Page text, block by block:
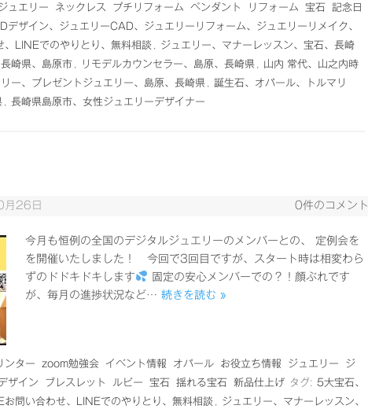
ュエリー ネックレス プチリフォーム ペンダント リフォーム 宝石
記念日
デザイン、ジュエリーCAD、ジュエリーリフォーム、ジュエリーリメイク、
、LINEでのやりとり、無料相談
ジュエリー、マナーレッスン、宝石、長崎
崎県、島原市 リモデルカウンセラー、島原、長崎県
山内 常代、山之内時
ー、プレゼントジュエリー、島原、長崎県
誕生石、オパール、トルマリ
長崎県島原市、女性ジュエリーデザイナー
26日 0件のコメント
今月も恒例の全国のデジタルジュエリーのメンバーとの、 定例会を
を開催いたしました！ 今回で3回目ですが、スタート時は相変わら
ずのドドキドキします
固定の安心メンバーでの？！顔ぶれです
が、毎月の進捗状況など… 続きを読む »
ンター zoom勉強会 イベント情報 オパール お役立ち情報 ジュエリー
ジ
ザイン ブレスレット ルビー 宝石 揺れる宝石 新品仕上げ タグ: 5大宝石、
お問い合わせ、LINEでのやりとり、無料相談 ジュエリー、マナーレッスン、